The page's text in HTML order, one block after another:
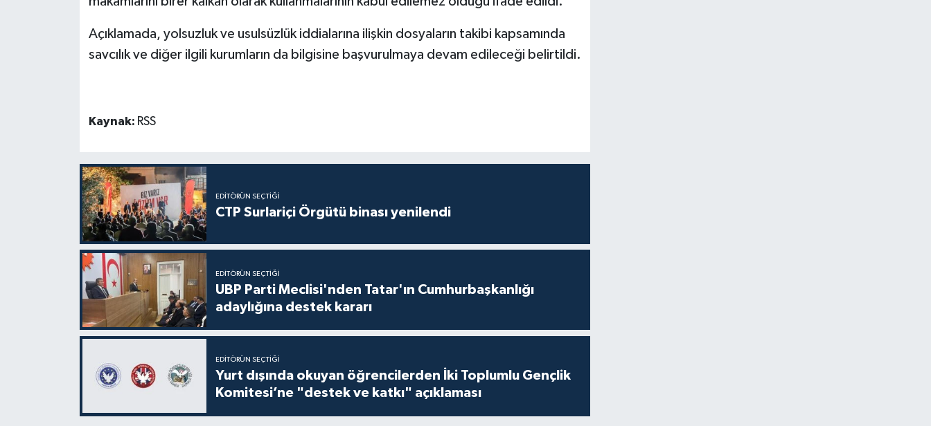
Açıklamada, yolsuzluk ve usulsüzlük iddialarına ilişkin dosyaların takibi kapsamında
savcılık ve diğer ilgili kurumların da bilgisine başvurulmaya devam edileceği belirtildi.
Kaynak: RSS
EDITÖRÜN SEÇTIĞI
CTP Surlariçi Örgütü binası yenilendi
EDITÖRÜN SEÇTIĞI
UBP Parti Meclisi'nden Tatar'ın Cumhurbaşkanlığı
adaylığına destek kararı
EDITÖRÜN SEÇTIĞI
Yurt dışında okuyan öğrencilerden İki Toplumlu Gençlik
Komitesi’ne "destek ve katkı" açıklaması